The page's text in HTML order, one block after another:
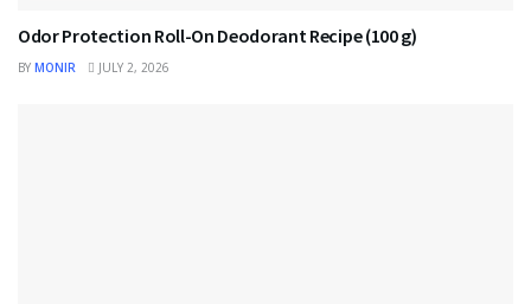
Odor Protection Roll-On Deodorant Recipe (100 g)
BY MONIR JULY 2, 2026